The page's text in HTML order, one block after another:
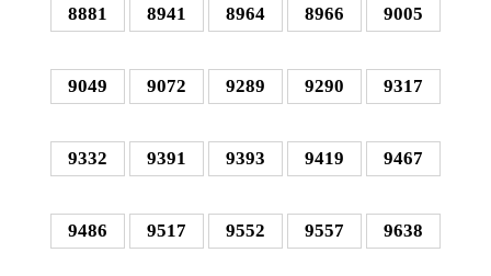
8881 8941 8964 8966 9005
9049 9072 9289 9290 9317
9332 9391 9393 9419 9467
9486 9517 9552 9557 9638